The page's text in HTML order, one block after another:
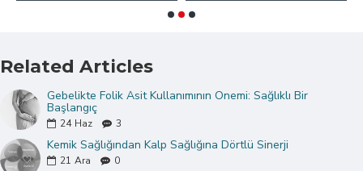
Related Articles
Gebelikte Folik Asit Kullanımının Önemi: Sağlıklı Bir
Başlangıç
24 Haz 3
Kemik Sağlığından Kalp Sağlığına Dörtlü Sinerji
21 Ara 0